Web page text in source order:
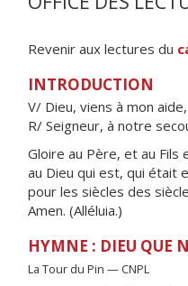
Revenir aux lectures du
INTRODUCTION
V/ Dieu, viens à mon aide,
R/ Seigneur, à notre
Gloire au Père, et au Fils
au Dieu qui est, qui était
pour les siècles des
Amen. (Alléluia.)
HYMNE : DIEU QUE
La Tour du Pin — CNPL